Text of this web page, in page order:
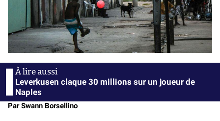
Leverkusen claque 30 millions sur un joueur de
Naples
Par Swann Borsellino